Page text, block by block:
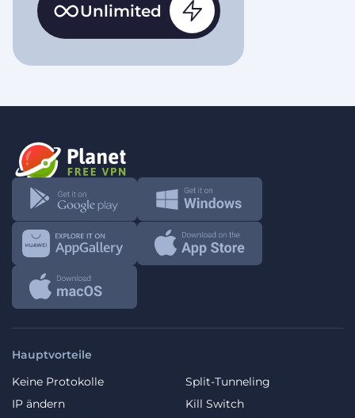
Unlimited
Hauptvorteile
Keine Protokolle
Split-Tunneling
IP ändern
Kill Switch